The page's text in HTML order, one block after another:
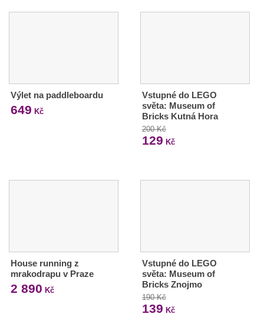
Výlet na paddleboardu
649 Kč
Vstupné do LEGO
světa: Museum of
Bricks Kutná Hora
200 Kč
129 Kč
House running z
mrakodrapu v Praze
2 890 Kč
Vstupné do LEGO
světa: Museum of
Bricks Znojmo
190 Kč
139 Kč